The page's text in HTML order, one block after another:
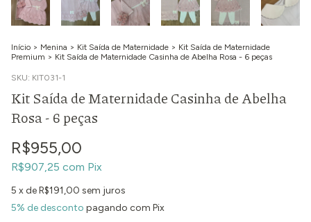
Início > Menina > Kit Saída de Maternidade > Kit Saída de Maternidade
Premium > Kit Saída de Maternidade Casinha de Abelha Rosa - 6 peças
SKU: KIT031-1
Kit Saída de Maternidade Casinha de Abelha
Rosa - 6 peças
R$955,00
R$907,25 com Pix
5 x deR$191,00 sem juros
5% de desconto pagando com Pix